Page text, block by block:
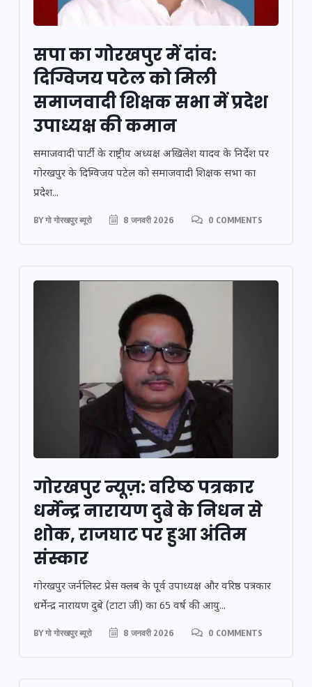
सपा का गोरखपुर में दांव:
दिग्विजय पटेल को मिली
समाजवादी शिक्षक सभा में प्रदेश
उपाध्यक्ष की कमान
समाजवादी पार्टी के राष्ट्रीय अध्यक्ष अखिलेश यादव के निर्देश पर
गोरखपुर के दिग्विजय पटेल को समाजवादी शिक्षक सभा का
प्रदेश...
BYगो गोरखपुर ब्यूरो 8 जनवरी 2026 0 COMMENTS
गोरखपुर न्यूज़: वरिष्ठ पत्रकार
धर्मेन्द्र नारायण दुबे के निधन से
शोक, राजघाट पर हुआ अंतिम
संस्कार
गोरखपुर जर्नलिस्ट प्रेस क्लब के पूर्व उपाध्यक्ष और वरिष्ठ पत्रकार
धर्मेन्द्र नारायण दुबे (टाटा जी) का 65 वर्ष की आयु...
BYगो गोरखपुर ब्यूरो 8 जनवरी 2026 0 COMMENTS